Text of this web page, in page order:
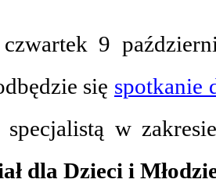
9
się spotkanie
specjalistą w
dla Dzieci i